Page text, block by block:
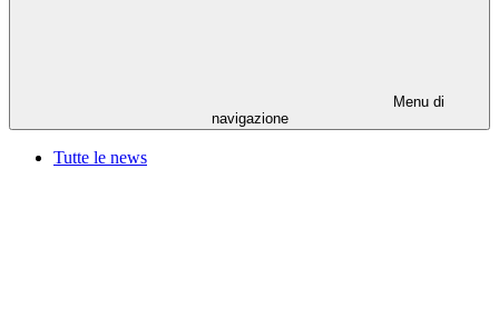
Menu di
navigazione
Tutte le news